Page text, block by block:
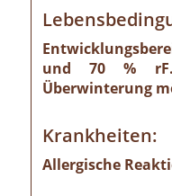
und 70 %
Überwinterung
Krankheiten:
Allergische